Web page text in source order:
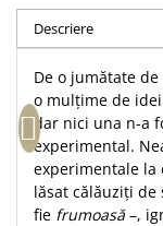
Marturii
Romane
Meditatii
Pedagogie
Poezii
Reviste
Sanatate
Sticle apa
Tablouri
Tablouri canvas
Termos
Descriere
De o jumătate
o mulțime de
dar nici una n-a
experimental.
experimentale la
lăsat călăuziți
fie frumoasă–,